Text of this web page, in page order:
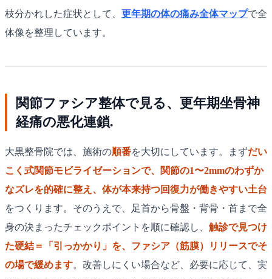
枝分かれした症状として、 更年期の体の痛み全体マップで全
体像を整理しています。
関節ファシア整体で見る、更年期坐骨神
経痛の悪化連鎖.
大黒整骨院では、施術の順番を大切にしています。まずだい
こく式関節モビライゼーションで、関節の1〜2mmのわずか
なズレを的確に整え、体が本来持つ回復力が働きやすい土台
をつくります。そのうえで、足首から骨盤・背骨・首まで全
身の決まったチェックポイントを順に確認し、 触診で見つけ
た硬結＝「引っかかり」を、ファシア（筋膜）リリースでそ
の場で緩めます。改善しにくい場合など、必要に応じて、実